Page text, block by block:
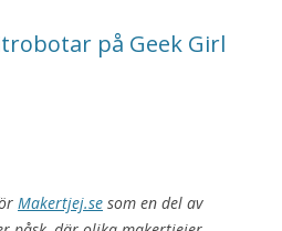
på Geek Girl
Makertjej.se som en del av